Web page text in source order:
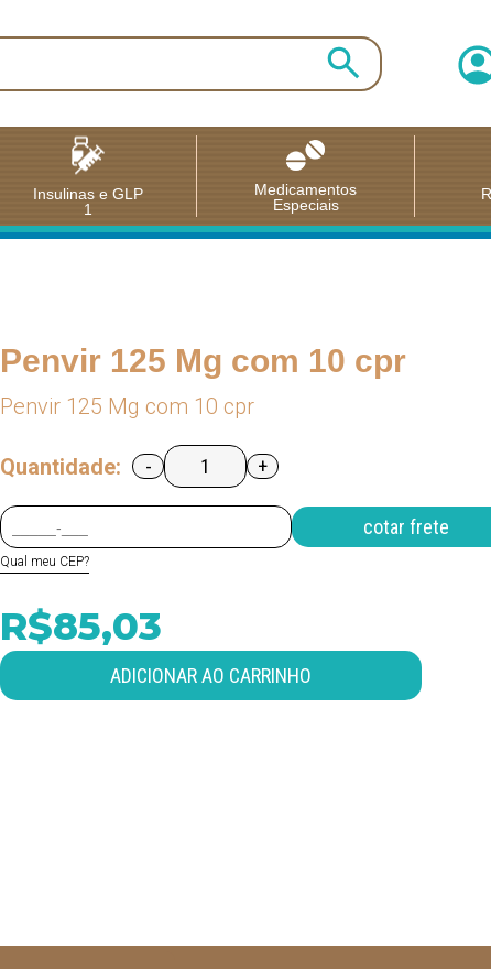
Insulinas e GLP
1
Medicamentos
Especiais
Penvir 125 Mg com 10 cpr
Penvir 125 Mg com 10 cpr
Quantidade: - +
Qual meu CEP?
R$85,03
ADICIONAR AO CARRINHO